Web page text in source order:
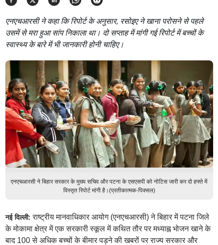
एनएचआरसी ने कहा कि रिपोर्ट के अनुसार, रसोइए ने खाना परोसने से पहले
उसमें से मरा हुआ सांप निकाला था। दो सप्ताह में मांगी गई रिपोर्ट में बच्चों के
स्वास्थ्य के बारे में भी जानकारी होनी चाहिए।
एनएचआरसी ने बिहार सरकार के मुख्य सचिव और पटना के एसएसपी को नोटिस जारी कर दो हफ्ते में
विस्तृत रिपोर्ट मांगी है।(प्रतीकात्मक-पिक्सल)
नई दिल्ली:राष्ट्रीय मानवाधिकार आयोग (एनएचआरसी) ने बिहार में पटना जिले
के मोकामा क्षेत्र में एक सरकारी स्कूल में कथित तौर पर मध्याह्न भोजन खाने के
बाद 100 से अधिक बच्चों के बीमार पड़ने की खबरों पर राज्य सरकार और